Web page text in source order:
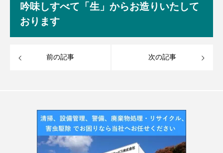
吟味しすべて「生」からお造りいたして
おります
前の記事 次の記事